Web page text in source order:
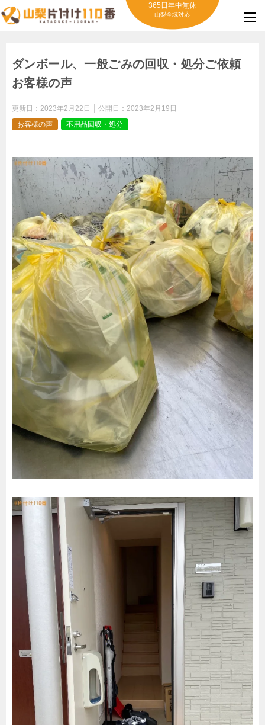
365日年中無休
山梨全域対応
ダンボール、一般ごみの回収・処分ご依頼
お客様の声
更新日： 2023年2月22日 公開日： 2023年2月19日
お客様の声
不用品回収・処分